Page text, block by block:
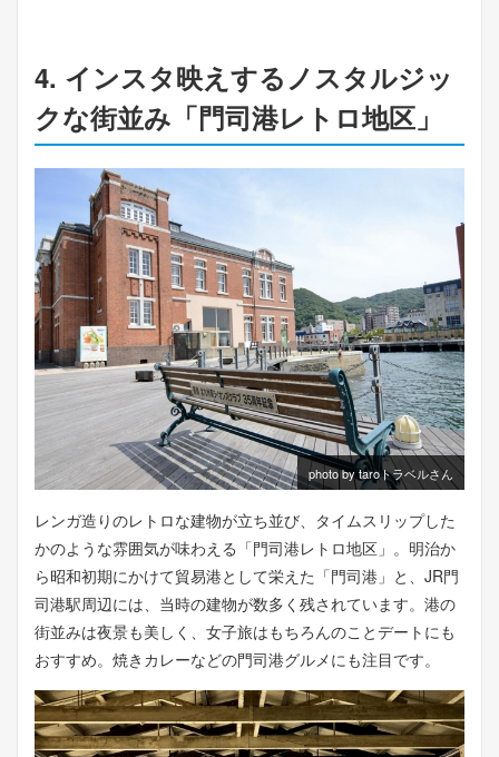
4. インスタ映えするノスタルジッ
クな街並み「門司港レトロ地区」
photo by taroトラベルさん
レンガ造りのレトロな建物が立ち並び、タイムスリップした
かのような雰囲気が味わえる「門司港レトロ地区」。明治か
ら昭和初期にかけて貿易港として栄えた「門司港」と、JR門
司港駅周辺には、当時の建物が数多く残されています。港の
街並みは夜景も美しく、女子旅はもちろんのことデートにも
おすすめ。焼きカレーなどの門司港グルメにも注目です。